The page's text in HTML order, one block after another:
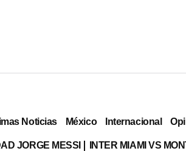
Noticias México Internacional
JORGE MESSI INTER MIAMI VS